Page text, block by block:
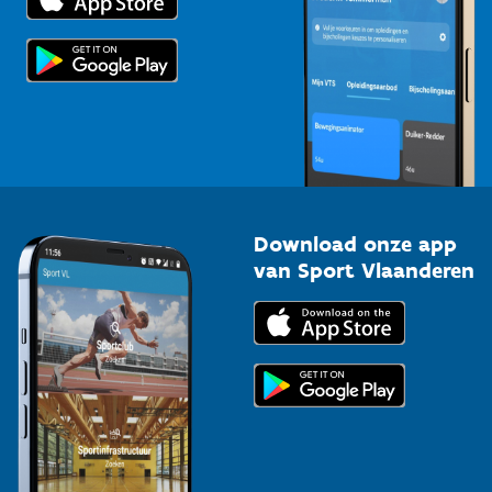
Topsporters
Download onze app
van Sport Vlaanderen